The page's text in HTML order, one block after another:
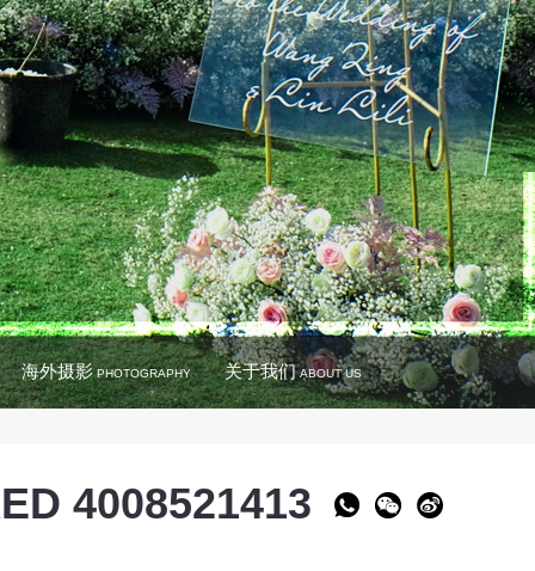
海外摄影PHOTOGRAPHY 关于我们ABOUT US
4008521413